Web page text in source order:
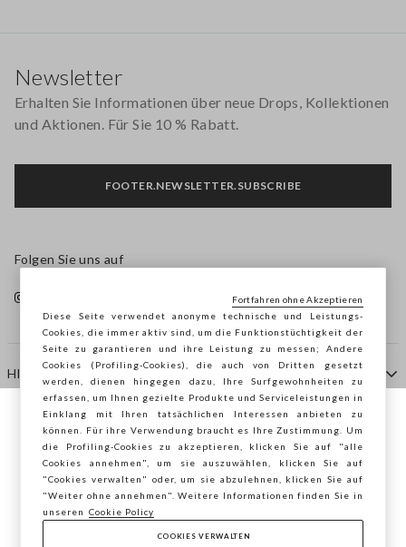
HILFE
AGENTUR
KONTAKTE
Newsletter
Erhalten Sie Informationen über neue Drops, Kollektionen
und Aktionen. Für Sie 10 % Rabatt.
FOOTER.NEWSLETTER.SUBSCRIBE
Folgen Sie uns auf
Sie surfen auf der Seite von STEFANEL
Deutschland, möchten Sie Ihren Standort
speichern?
BESTÄTIGEN
Diese Seite verwendet anonyme technische und Leistungs-
Cookies, die immer aktiv sind, um die Funktionstüchtigkeit der
Seite zu garantieren und ihre Leistung zu messen; Andere
Cookies (Profiling-Cookies), die auch von Dritten gesetzt
werden, dienen hingegen dazu, Ihre Surfgewohnheiten zu
erfassen, um Ihnen gezielte Produkte und Serviceleistungen in
Einklang mit Ihren tatsächlichen Interessen anbieten zu
können. Für ihre Verwendung braucht es Ihre Zustimmung. Um
die Profiling-Cookies zu akzeptieren, klicken Sie auf "alle
Cookies annehmen", um sie auszuwählen, klicken Sie auf
"Cookies verwalten" oder, um sie abzulehnen, klicken Sie auf
"Weiter ohne annehmen". Weitere Informationen finden Sie in
unseren
Cookie Policy
COOKIES VERWALTEN
Fortfahren ohne Akzeptieren